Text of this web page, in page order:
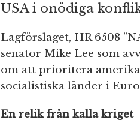
USA i onödiga
Lagförslaget, HR 6508
senator Mike Lee som
om att prioritera
socialistiska länder i
En relik från kalla kriget